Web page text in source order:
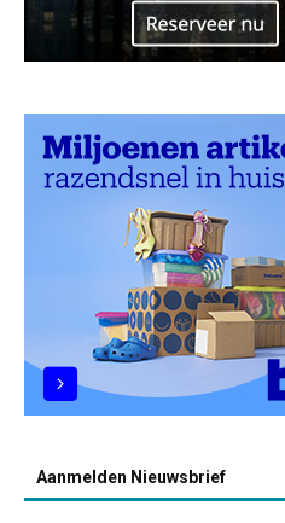
Aanmelden Nieuwsbrief